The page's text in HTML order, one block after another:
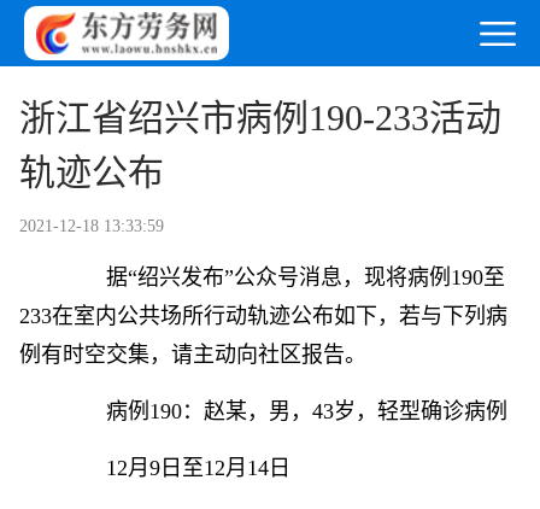
浙江省绍兴市病例190-233活动
轨迹公布
2021-12-18 13:33:59
据“绍兴发布”公众号消息，现将病例190至
233在室内公共场所行动轨迹公布如下，若与下列病
例有时空交集，请主动向社区报告。
病例190：赵某，男，43岁，轻型确诊病例
12月9日至12月14日